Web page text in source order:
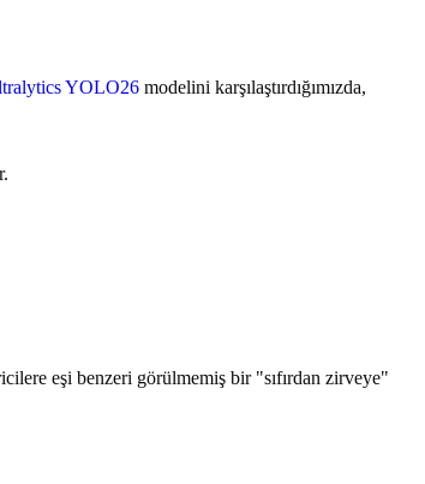
YOLO26 modelini karşılaştırdığımızda,
eşi benzeri görülmemiş bir "sıfırdan zirveye"